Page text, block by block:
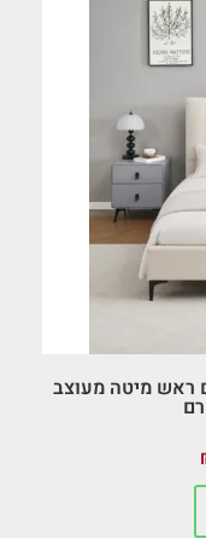
בד עם ראש מיטה מעוצב